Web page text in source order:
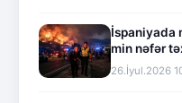
İspaniyada
min nəfər
26.İyul.2026